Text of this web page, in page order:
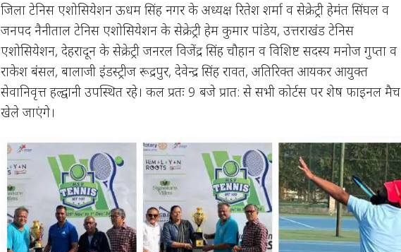
जिला टेनिस एशोसियेशन ऊधम सिंह नगर के अध्यक्ष रितेश शर्मा व सेक्रेट्री हेमंत सिंघल व
जनपद नैनीताल टेनिस एशोसियेशन के सेक्रेट्री हेम कुमार पांडेय, उत्तराखंड टेनिस
एशोसियेशन, देहरादून के सेक्रेट्री जनरल विजेंद्र सिंह चौहान व विशिष्ट सदस्य मनोज गुप्ता व
राकेश बंसल, बालाजी इंडस्ट्रीज रूद्रपुर, देवेन्द्र सिंह रावत, अतिरिक्त आयकर आयुक्त
सेवानिवृत्त हल्द्वानी उपस्थित रहे। कल प्रतः 9 बजे प्रात: से सभी कोर्टस पर शेष फाइनल मैच
खेले जाएंगे।